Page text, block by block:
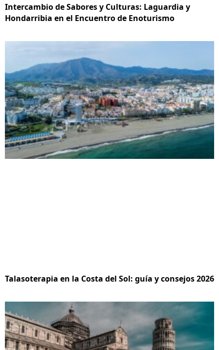
Intercambio de Sabores y Culturas: Laguardia y
Hondarribia en el Encuentro de Enoturismo
Talasoterapia en la Costa del Sol: guía y consejos 2026